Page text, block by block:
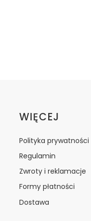
WIĘCEJ
Polityka prywatności
Regulamin
Zwroty i reklamacje
Formy płatności
Dostawa